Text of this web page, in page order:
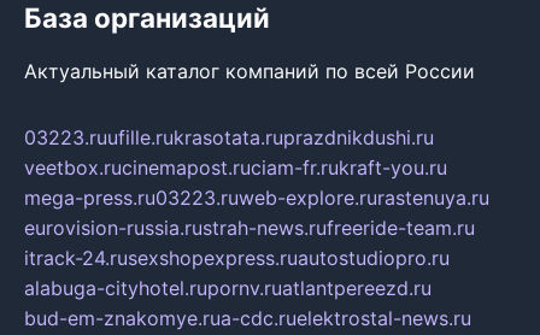
База организаций
Актуальный каталог компаний по всей России
03223.ruufille.rukrasotata.ruprazdnikdushi.ru
veetbox.rucinemapost.ruciam-fr.rukraft-you.ru
mega-press.ru03223.ruweb-explore.rurastenuya.ru
eurovision-russia.rustrah-news.rufreeride-team.ru
itrack-24.rusexshopexpress.ruautostudiopro.ru
alabuga-cityhotel.rupornv.ruatlantpereezd.ru
bud-em-znakomye.rua-cdc.ruelektrostal-news.ru